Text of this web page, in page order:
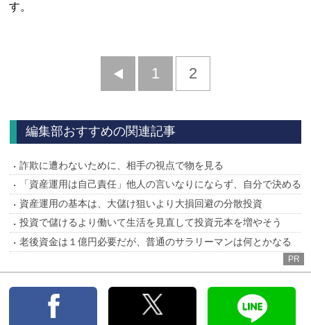
す。
前
1 2
編集部おすすめの関連記事
詐欺に遭わないために、相手の視点で物を見る
「資産運用は自己責任」他人の言いなりにならず、自分で決める
資産運用の基本は、大儲け狙いより大損回避の分散投資
投資で儲けるより働いて生活を見直して投資元本を増やそう
老後資金は１億円必要だが、普通のサラリーマンは何とかなる
PR